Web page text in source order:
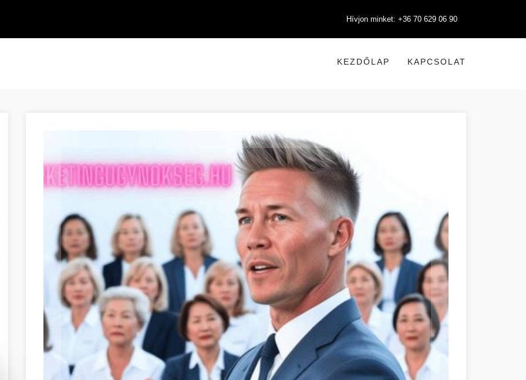
Hívjon minket: +36 70 629 06 90
KEZDŐLAP KAPCSOLAT